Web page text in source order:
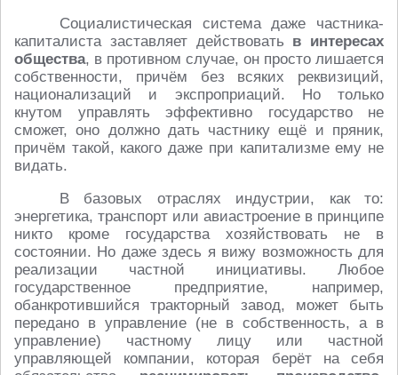
Социалистическая система даже частника-
капиталиста заставляет действовать в интересах
общества, в противном случае, он просто лишается
собственности, причём без всяких реквизиций,
национализаций и экспроприаций. Но только
кнутом управлять эффективно государство не
сможет, оно должно дать частнику ещё и пряник,
причём такой, какого даже при капитализме ему не
видать.
В базовых отраслях индустрии, как то:
энергетика, транспорт или авиастроение в принципе
никто кроме государства хозяйствовать не в
состоянии. Но даже здесь я вижу возможность для
реализации частной инициативы. Любое
государственное предприятие, например,
обанкротившийся тракторный завод, может быть
передано в управление (не в собственность, а в
управление) частному лицу или частной
управляющей компании, которая берёт на себя